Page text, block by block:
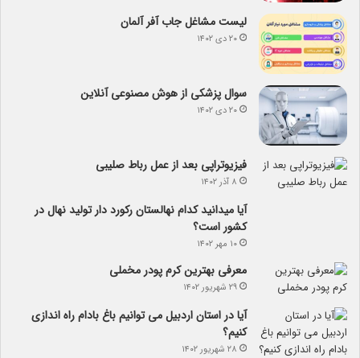
لیست مشاغل جاب آفر آلمان
۲۰ دی ۱۴۰۲
سوال پزشکی از هوش مصنوعی آنلاین
۲۰ دی ۱۴۰۲
فیزیوتراپی بعد از عمل رباط صلیبی
۸ آذر ۱۴۰۲
آیا می­دانید کدام نهالستان رکورد دار تولید نهال­ در
کشور است؟
۱۰ مهر ۱۴۰۲
معرفی بهترین کرم پودر مخملی
۲۹ شهریور ۱۴۰۲
آیا در استان اردبیل می توانیم باغ بادام راه اندازی
کنیم؟
۲۸ شهریور ۱۴۰۲